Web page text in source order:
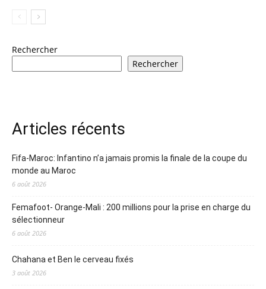
Rechercher
Rechercher
Articles récents
Fifa-Maroc: Infantino n’a jamais promis la finale de la coupe du
monde au Maroc
6 août 2026
Femafoot- Orange-Mali : 200 millions pour la prise en charge du
sélectionneur
6 août 2026
Chahana et Ben le cerveau fixés
3 août 2026